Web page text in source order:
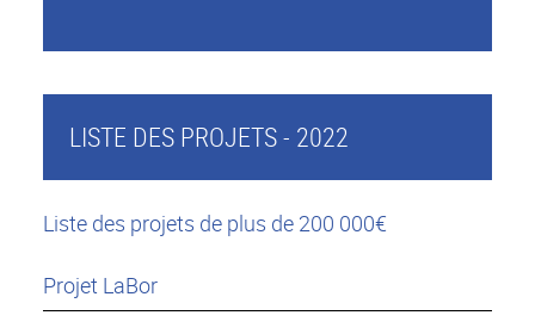
LISTE DES PROJETS - 2022
Liste des projets de plus de 200 000€
Projet LaBor